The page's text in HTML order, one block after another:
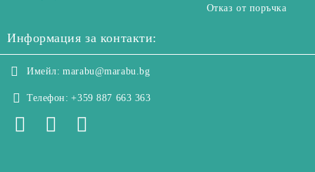
Отказ от поръчка
Информация за контакти:
Имейл: marabu@marabu.bg
Телефон: +359 887 663 363